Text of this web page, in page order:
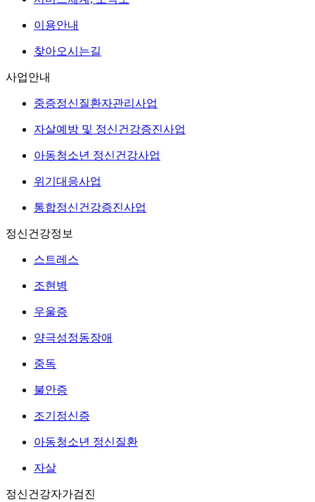
이용안내
찾아오시는길
사업안내
중증정신질환자관리사업
자살예방 및 정신건강증진사업
아동청소년 정신건강사업
위기대응사업
통합정신건강증진사업
정신건강정보
스트레스
조현병
우울증
양극성정동장애
중독
불안증
조기정신증
아동청소년 정신질환
자살
정신건강자가검진